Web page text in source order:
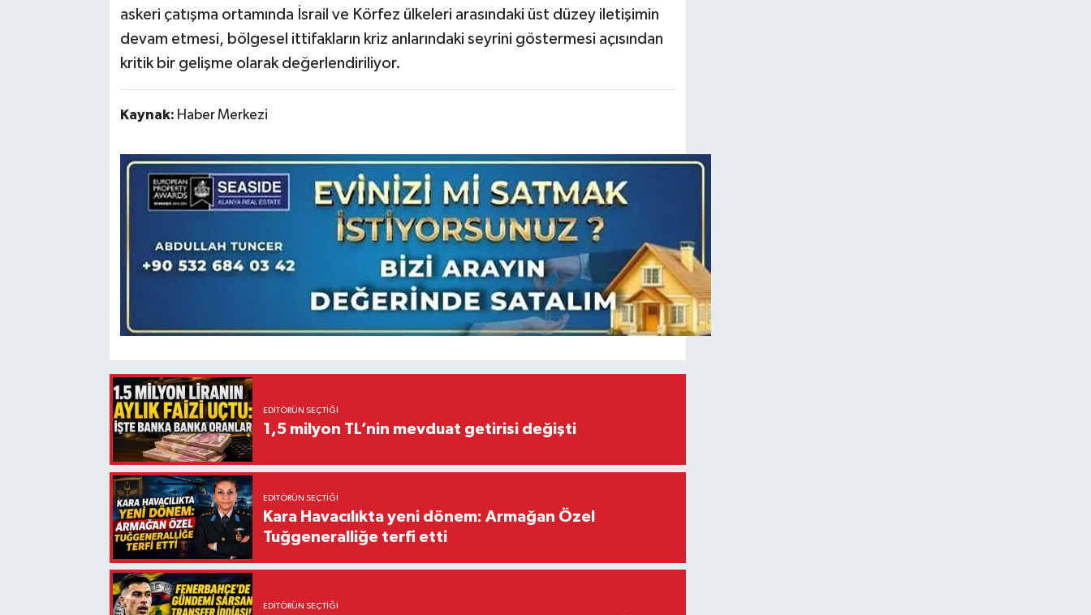
askeri çatışma ortamında İsrail ve Körfez ülkeleri arasındaki üst düzey iletişimin
devam etmesi, bölgesel ittifakların kriz anlarındaki seyrini göstermesi açısından
kritik bir gelişme olarak değerlendiriliyor.
Kaynak: Haber Merkezi
EDITÖRÜN SEÇTIĞI
1,5 milyon TL’nin mevduat getirisi değişti
EDITÖRÜN SEÇTIĞI
Kara Havacılıkta yeni dönem: Armağan Özel
Tuğgeneralliğe terfi etti
EDITÖRÜN SEÇTIĞI